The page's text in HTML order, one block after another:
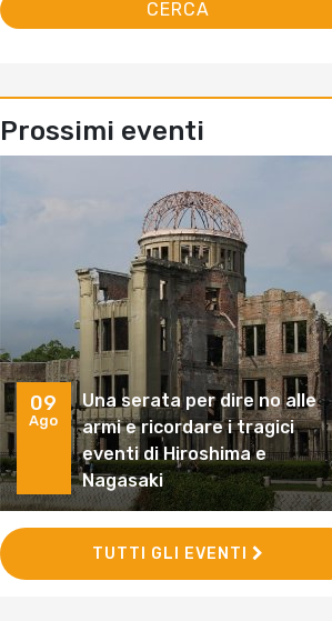
Prossimi eventi
09
Ago
Una serata per dire no alle
armi e ricordare i tragici
eventi di Hiroshima e
Nagasaki
TUTTI GLI EVENTI